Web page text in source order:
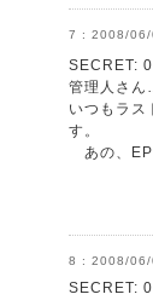
2008/06/
SECRET: 0
管理人さん
いつもラス
す。
あの、
2008/06/
SECRET: 0